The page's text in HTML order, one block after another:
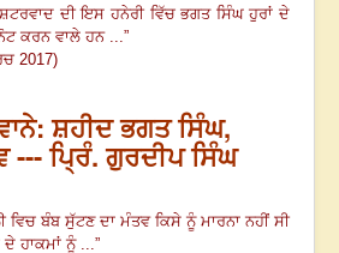
ਦੀ ਇਸ ਹਨੇਰੀ ਵਿੱਚ ਭਗਤ ਸਿੰਘ ਹੁਰਾਂ ਦੇ
ਕਰਨ ਵਾਲੇ ਹਨ ...”
2017)
ਸ਼ਹੀਦ ਭਗਤ ਸਿੰਘ,
ਪ੍ਰਿੰ. ਗੁਰਦੀਪ ਸਿੰਘ
ਵਿਚ ਬੰਬ ਸੁੱਟਣ ਦਾ ਮੰਤਵ ਕਿਸੇ ਨੂੰ ਮਾਰਨਾ ਨਹੀਂ ਸੀ
ਹਾਕਮਾਂ ਨੂੰ ...”